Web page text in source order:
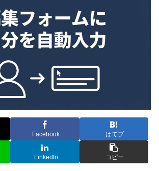
Facebook はてブ
LinkedIn コピー